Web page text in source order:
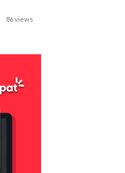
86 views